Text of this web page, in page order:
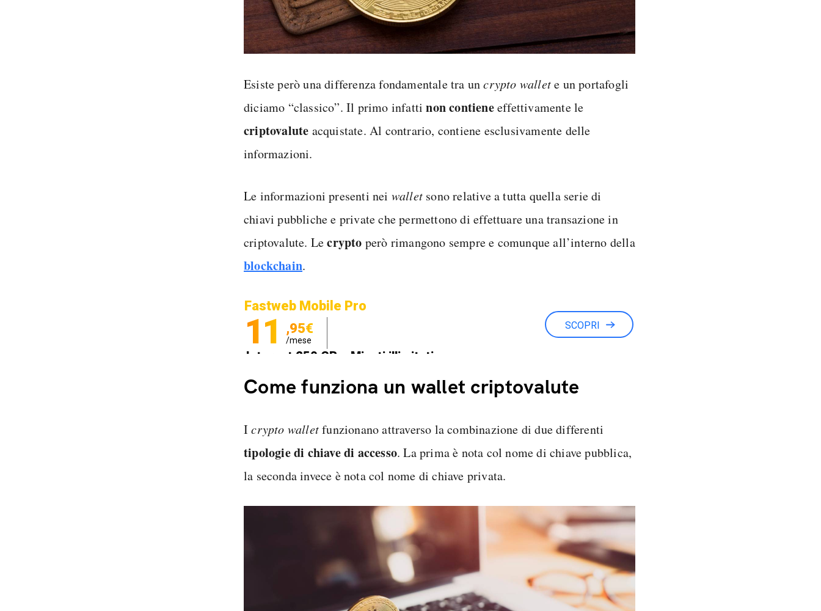
Esiste però una differenza fondamentale tra uncrypto wallete un portafogli
diciamo “classico”. Il primo infattinon contieneeffettivamente le
criptovalute acquistate. Al contrario, contiene esclusivamente delle
informazioni.
Le informazioni presenti nei wallet sono relative a tutta quella serie di
chiavi pubbliche e private che permettono di effettuare una transazione in
criptovalute. Lecrypto però rimangono sempre e comunque all’interno della
blockchain.
Fastweb Mobile Pro
11 ,95€
/mese
Internet 250 GB e Minuti illimitati
SCOPRI
Come funziona un wallet criptovalute
Icrypto walletfunzionano attraverso la combinazione di due differenti
tipologie di chiave di accesso. La prima è nota col nome di chiave pubblica,
la seconda invece è nota col nome di chiave privata.